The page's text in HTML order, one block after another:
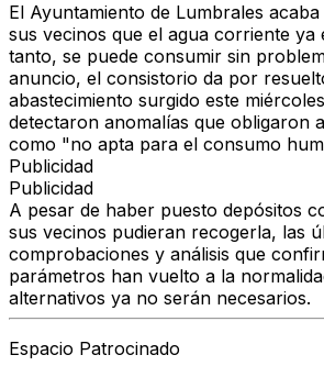
El Ayuntamiento de Lumbrales
sus vecinos que el agua corriente ya
tanto, se puede consumir sin
anuncio, el consistorio da por
abastecimiento surgido este
detectaron anomalías que obligaron
como "no apta para el consumo
Publicidad
Publicidad
A pesar de haber puesto depósitos
sus vecinos pudieran recogerla, las
comprobaciones y análisis que
parámetros han vuelto a la
alternativos ya no serán necesarios.
Espacio Patrocinado